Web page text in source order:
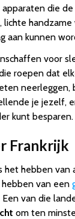
die
lichte
aan kunnen
voor
roepen dat
neerleggen,
je jezelf,
kunt besparen.
Frankrijk
het hebben van
van een
Een van die
om ten